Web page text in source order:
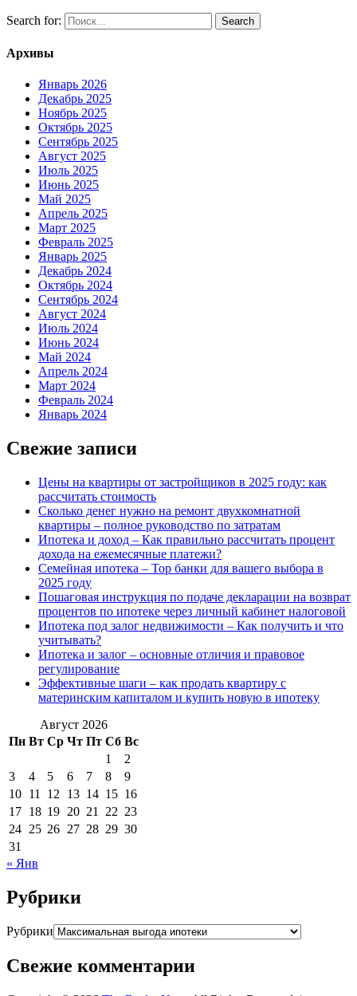
Search for:
Архивы
Январь 2026
Декабрь 2025
Ноябрь 2025
Октябрь 2025
Сентябрь 2025
Август 2025
Июль 2025
Июнь 2025
Май 2025
Апрель 2025
Март 2025
Февраль 2025
Январь 2025
Декабрь 2024
Октябрь 2024
Сентябрь 2024
Август 2024
Июль 2024
Июнь 2024
Май 2024
Апрель 2024
Март 2024
Февраль 2024
Январь 2024
Свежие записи
Цены на квартиры от застройщиков в 2025 году: как
рассчитать стоимость
Сколько денег нужно на ремонт двухкомнатной
квартиры – полное руководство по затратам
Ипотека и доход – Как правильно рассчитать процент
дохода на ежемесячные платежи?
Семейная ипотека – Top банки для вашего выбора в
2025 году
Пошаговая инструкция по подаче декларации на возврат
процентов по ипотеке через личный кабинет налоговой
Ипотека под залог недвижимости – Как получить и что
учитывать?
Ипотека и залог – основные отличия и правовое
регулирование
Эффективные шаги – как продать квартиру с
материнским капиталом и купить новую в ипотеку
Август 2026
Пн Вт Ср Чт Пт Сб Вс
1
2
3
4 5 6 7 8
9
10 11 12 13 14 15 16
17 18 19 20 21 22 23
24 25 26 27 28 29 30
31
« Янв
Рубрики
Рубрики
Свежие комментарии